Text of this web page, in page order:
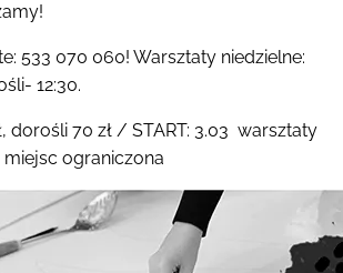
533 070 060! Warsztaty niedzielne:
12:30.
dorośli 70 zł / START: 3.03 warsztaty
ograniczona